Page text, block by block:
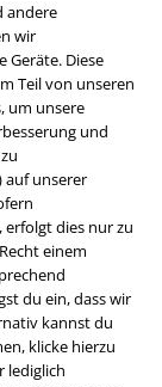
andere
wir
Diese
Teil von unseren
um unsere
und
auf unserer
erfolgt dies nur zu
einem
du ein, dass wir
kannst du
klicke hierzu
lediglich